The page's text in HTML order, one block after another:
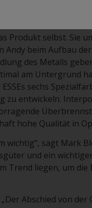
Produkt selbst. Sie
Andy beim Aufbau
des Metalls
am Untergrund
sechs
zu entwickeln.
hohe Qualität in
wichtig“, sagt Mark
und ein
Trend liegen, um
Abschied von der